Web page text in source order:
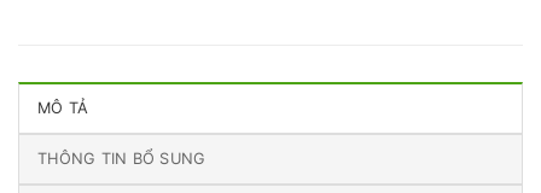
MÔ TẢ
THÔNG TIN BỔ SUNG